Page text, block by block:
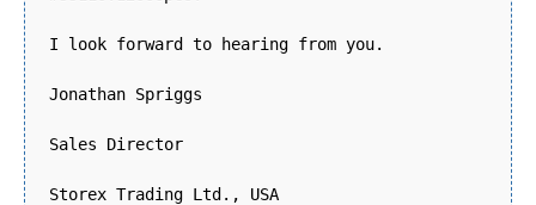
I look forward to hearing from you.
Jonathan Spriggs
Sales Director
Storex Trading Ltd., USA